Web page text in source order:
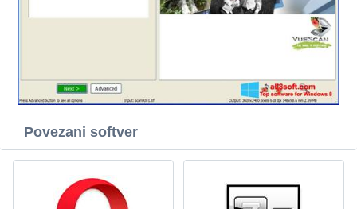
Povezani softver